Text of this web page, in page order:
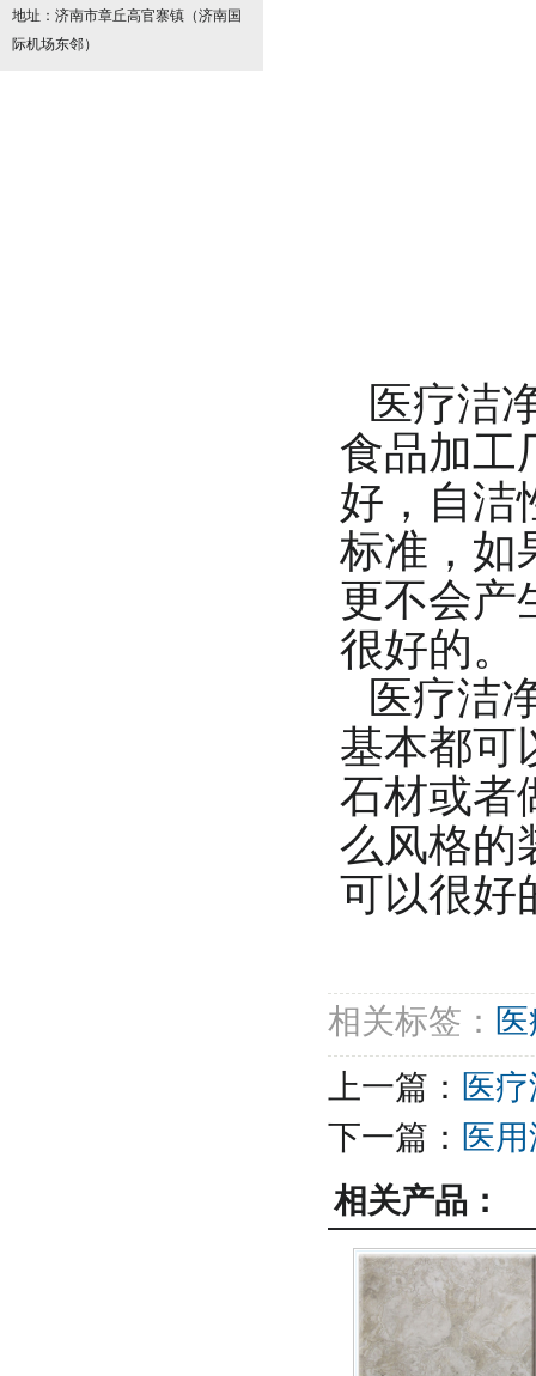
地址：济南市章丘高官寨镇（济南国
际机场东邻）
医疗洁
食品加工
好，自洁
标准，如
更不会产
很好的。
医疗洁
基本都可
石材或者
么风格的
可以很好
相关标签：
上一篇： 医
下一篇： 医
相关产品：